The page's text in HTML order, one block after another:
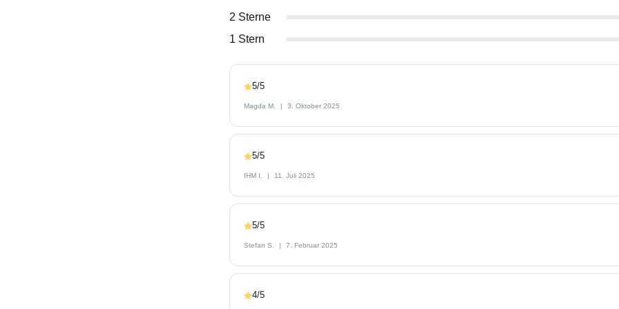
2 Sterne
1 Stern
5/5
Magda M. 3. Oktober 2025
5/5
IHM I. 11. Juli 2025
5/5
Stefan S. 7. Februar 2025
4/5